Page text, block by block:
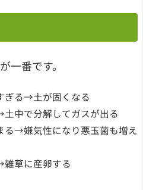
一番です。
ぎる→土が固くなる
中で分解してガスが出る
る→嫌気性になり悪玉菌も増え
草に産卵する